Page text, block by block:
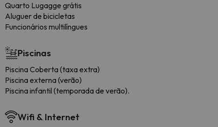
Quarto Lugagge grátis
Aluguer de bicicletas
Funcionários multilíngues
Piscinas
Piscina Coberta (taxa extra)
Piscina externa (verão)
Piscina infantil (temporada de verão).
Wifi & Internet